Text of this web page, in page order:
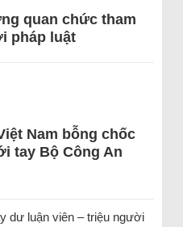
quan chức tham
pháp luật
Nam bỗng chốc
tay Bộ Công An
dư luận viên – triệu người